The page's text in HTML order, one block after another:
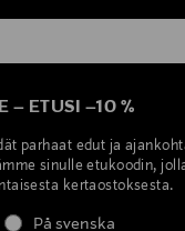
– ETUSI –10 %
parhaat edut ja
sinulle etukoodin,
kertaostoksesta.
På svenska